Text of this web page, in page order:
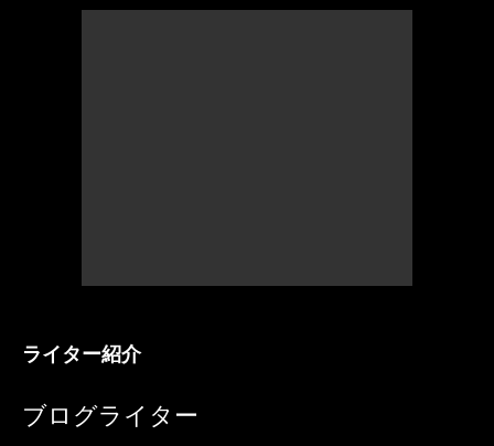
ライター紹介
ブログライター